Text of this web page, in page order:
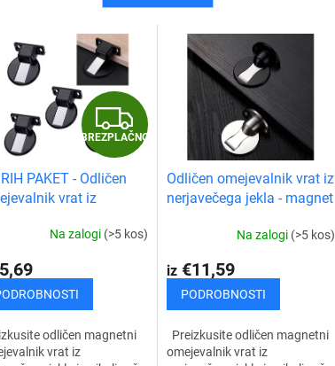
B
R
Z
A
BREZPLAČNO
PAKET - Odličen
vrat iz
Na zalogi (>5 kos)
odličen magnetni
vrat iz
Odličen omejevalnik vrat iz
nerjavečega jekla - magnet
Na zalogi (>5 kos)
iz€11,59
PODROBNOSTI
Preizkusite odličen magnetni
omejevalnik vrat iz